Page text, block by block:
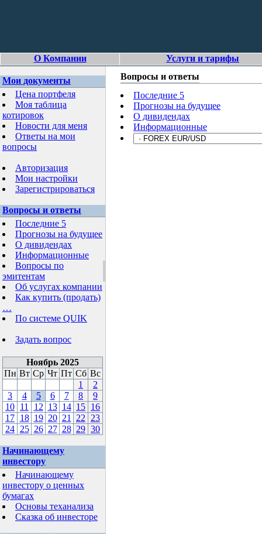
О Компании Услуги и тарифы
Мои документы
Цена портфеля
Моя таблица
котировок
Новости для меня
Ответы на мои
вопросы
Авторизация
Мои настройки
Зарегистрироваться
Вопросы и ответы
Последние 5
Прогнозы на будущее
О дивидендах
Информационные
Вопросы по
эмитентам
Об услугах компании
Как купить (продать)
…
По системе QUIK
Задать вопрос
Ноябрь 2025
Пн Вт Ср Чт Пт Сб Вс
1
2
3
4 5 6 7 8
9
10 11 12 13 14 15 16
17 18 19 20 21 22
23
24 25 26 27 28 29 30
Начинающему
инвестору
Начинающему
инвестору о ценных
бумагах
Основы теханализа
Сказка об инвесторе
Вопросы и ответы
Последние 5
Прогнозы на будущее
О дивидендах
Информационные